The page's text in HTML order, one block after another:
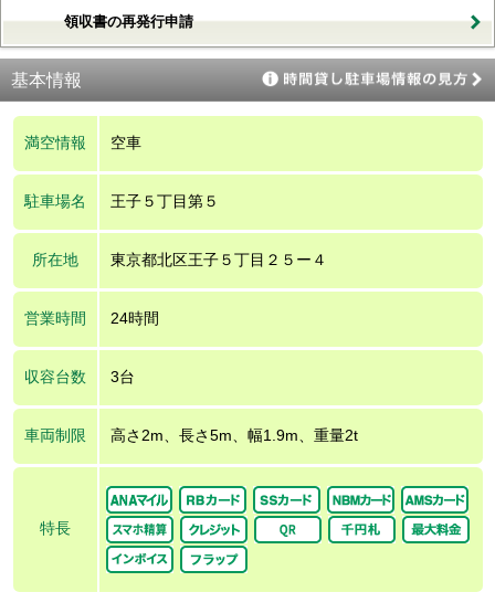
領収書の再発行申請
基本情報
満空情報 空車
駐車場名 王子５丁目第５
所在地 東京都北区王子５丁目２５ー４
営業時間 24時間
収容台数 3台
車両制限 高さ2m、長さ5m、幅1.9m、重量2t
特長